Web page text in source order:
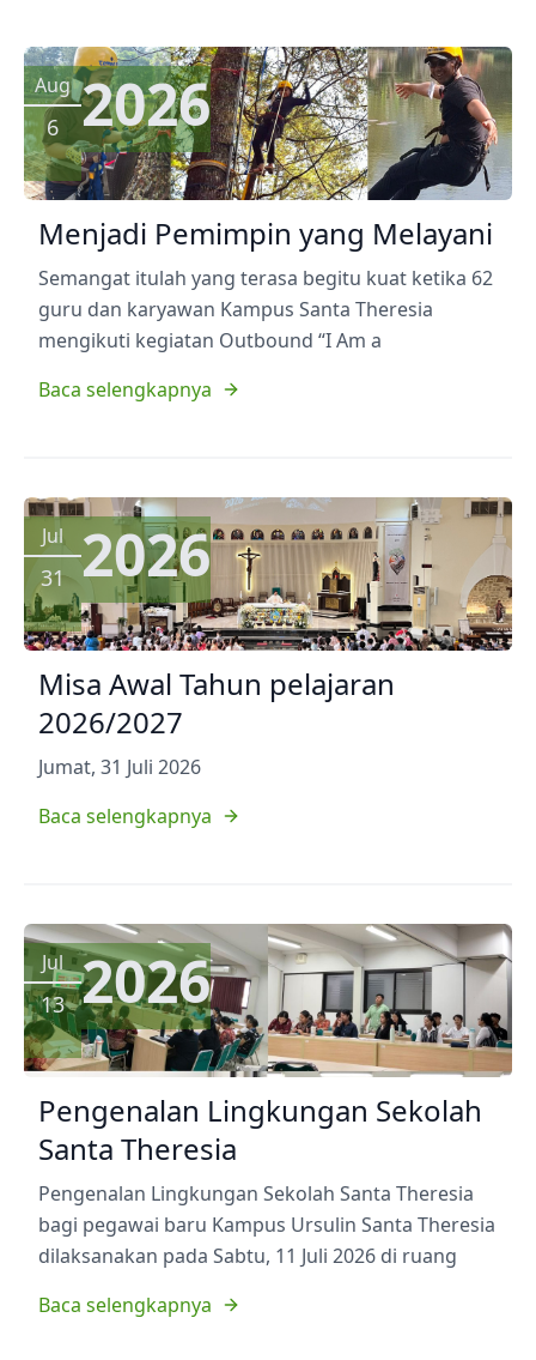
Aug
6 2026
Menjadi Pemimpin yang Melayani
Semangat itulah yang terasa begitu kuat ketika 62
guru dan karyawan Kampus Santa Theresia
mengikuti kegiatan Outbound “I Am a
Baca selengkapnya
Jul
31 2026
Misa Awal Tahun pelajaran
2026/2027
Jumat, 31 Juli 2026
Baca selengkapnya
Jul
13 2026
Pengenalan Lingkungan Sekolah
Santa Theresia
Pengenalan Lingkungan Sekolah Santa Theresia
bagi pegawai baru Kampus Ursulin Santa Theresia
dilaksanakan pada Sabtu, 11 Juli 2026 di ruang
Baca selengkapnya